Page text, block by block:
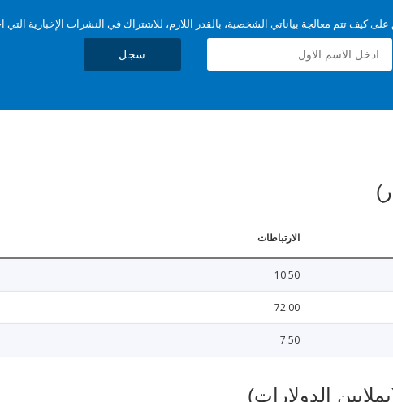
كيف تتم معالجة بياناتي الشخصية، بالقدر اللازم، للاشتراك في النشرات الإخبارية التي
سجل
الارتباطات
10.50
72.00
7.50
الدولارات)